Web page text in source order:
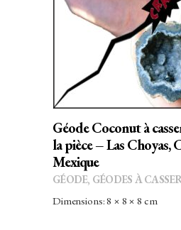
CHOIX DES
Géode Coconut à
la pièce – Las Choyas,
Mexique
GÉODE, GÉODES À
Dimensions: 8 × 8 × 8 cm